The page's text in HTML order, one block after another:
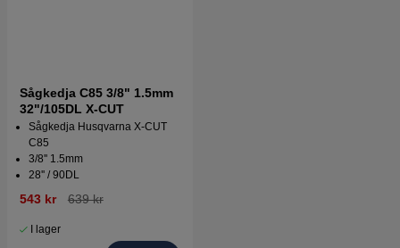
Sågkedja C85 3/8" 1.5mm
32"/105DL X-CUT
Sågkedja Husqvarna X-CUT
C85
3/8'' 1.5mm
28'' / 90DL
543 kr 639 kr
I lager